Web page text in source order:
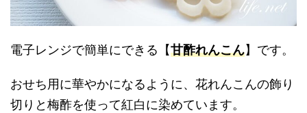
電子レンジで簡単にできる【甘酢れんこん】です。
おせち用に華やかになるように、花れんこんの飾り
切りと梅酢を使って紅白に染めています。